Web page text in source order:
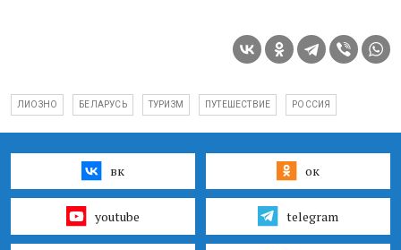
ЛИОЗНО БЕЛАРУСЬ ТУРИЗМ ПУТЕШЕСТВИЕ РОССИЯ
вк ок
youtube telegram